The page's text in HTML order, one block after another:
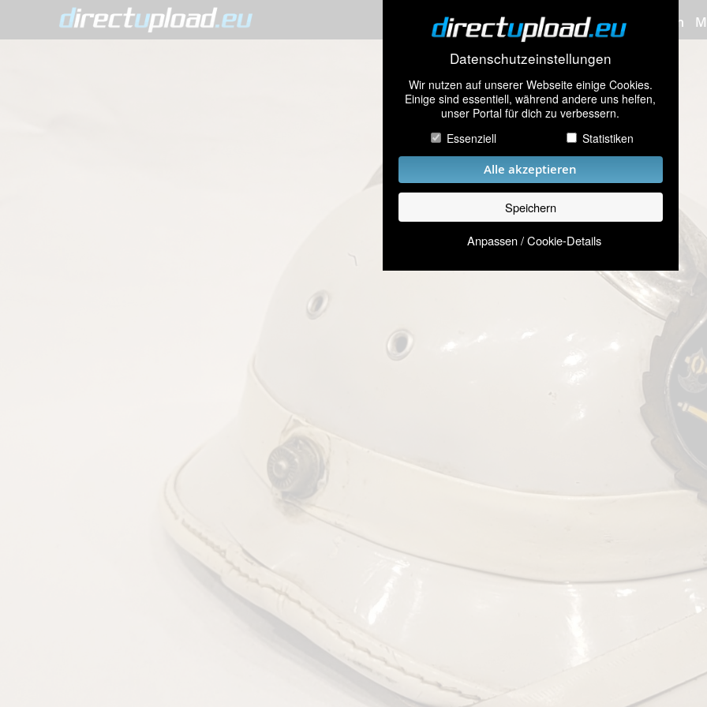
Datenschutzeinstellungen
Wir nutzen auf unserer Webseite einige Cookies.
Einige sind essentiell, während andere uns helfen,
unser Portal für dich zu verbessern.
Essenziell
Statistiken
Alle akzeptieren
Speichern
Anpassen / Cookie-Details
Bilder hochladen